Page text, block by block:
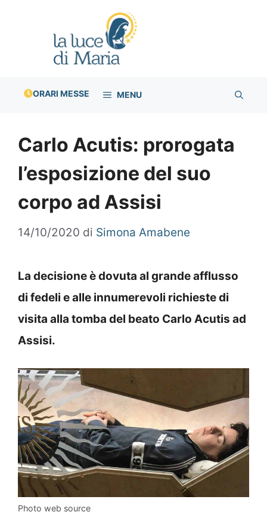
ORARI MESSE MENU
Carlo Acutis: prorogata
l’esposizione del suo
corpo ad Assisi
14/10/2020 di Simona Amabene
La decisione è dovuta al grande afflusso
di fedeli e alle innumerevoli richieste di
visita alla tomba del beato Carlo Acutis ad
Assisi.
Photo web source